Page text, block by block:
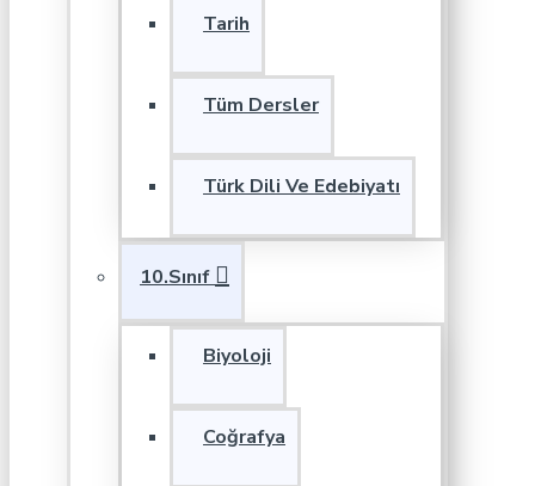
Tarih
Tüm Dersler
Türk Dili Ve Edebiyatı
10.Sınıf
Biyoloji
Coğrafya